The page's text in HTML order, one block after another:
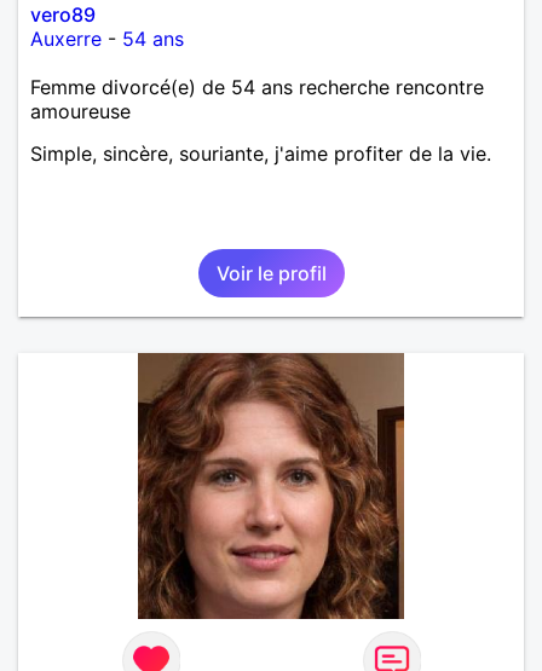
vero89
Auxerre - 54 ans
Femme divorcé(e) de 54 ans recherche rencontre
amoureuse
Simple, sincère, souriante, j'aime profiter de la vie.
Voir le profil